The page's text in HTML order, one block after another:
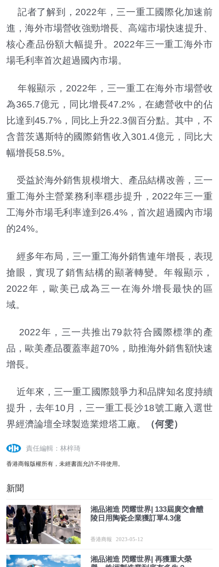
記者了解到，2022年，三一重工國際化加速前
進，海外市場營收強勁增長、高端市場快速提升、
核心產品份額大幅提升。2022年三一重工海外市
場毛利率首次超過國內市場。
年報顯示，2022年，三一重工在海外市場營收
為365.7億元，同比增長47.2%，在總營收中的佔
比達到45.7%，同比上升22.3個百分點。其中，不
含普茨邁斯特的國際銷售收入301.4億元，同比大
幅增長58.5%。
受益於海外銷售規模增大、產品結構改善，三一
重工海外主營業務利率穩步提升，2022年三一重
工海外市場毛利率達到26.4%，首次超過國內市場
的24%。
經多年布局，三一重工海外銷售連年增長，表現
搶眼，實現了銷售結構的顯著轉變。年報顯示，
2022年，歐美已成為三一在海外增長最快的區
域。
2022年，三一共推出79款符合國際標準的產
品，歐美產品覆蓋率超70%，助推海外銷售額快速
增長。
近年來，三一重工國際競爭力和品牌知名度持續
提升，去年10月，三一重工長沙18號工廠入選世
界經濟論壇全球製造業燈塔工廠。
（何雯）
責任編輯：林梓琦
香港商報版權所有，未經書面允許不得使用。
新聞
湘品湘造 閃耀世界| 133屆廣交會醴
陵日用陶瓷企業獲訂單4.3億
香港商報 2023-05-12
湘品湘造 閃耀世界| 再獲重大榮